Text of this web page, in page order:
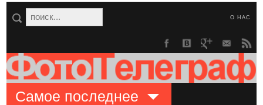
О НАС
Самое последнее